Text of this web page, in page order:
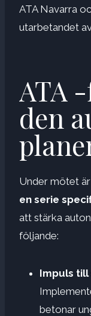
ATA Navarra
utarbetandet
ATA
den
Under mötet
en serie
att stärka
följande:
Impuls
betonar